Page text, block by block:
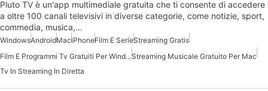
Pluto TV è un'app multimediale gratuita che ti consente di accedere
a oltre 100 canali televisivi in diverse categorie, come notizie, sport,
commedia, musica,…
WindowsAndroidMaciPhoneFilm E SerieStreaming Gratis
Film E Programmi Tv Gratuiti Per WindowsStreaming Musicale Gratuito Per Mac
Tv In Streaming In Diretta